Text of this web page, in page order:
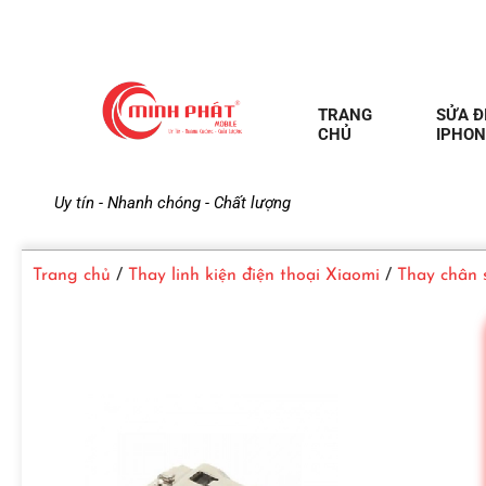
M
i
Uy tín - Nhanh chóng - Chất lượng
TRANG
CHỦ
SỬA
Trang chủ / Thay linh kiện điện thoại Xiaomi / Thay